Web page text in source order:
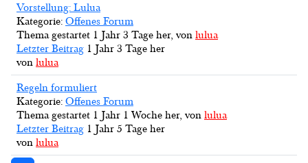
Vorstellung: Lulua
Kategorie: Offenes Forum
Thema gestartet 1 Jahr 3 Tage her, von lulua
Letzter Beitrag 1 Jahr 3 Tage her
von lulua
Regeln formuliert
Kategorie: Offenes Forum
Thema gestartet 1 Jahr 1 Woche her, von lulua
Letzter Beitrag 1 Jahr 5 Tage her
von lulua